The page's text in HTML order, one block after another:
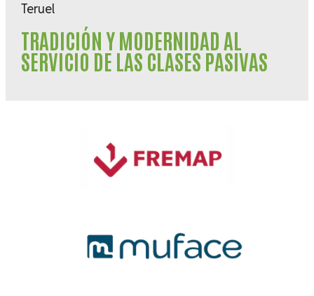
Teruel
TRADICIÓN Y MODERNIDAD AL
SERVICIO DE LAS CLASES PASIVAS